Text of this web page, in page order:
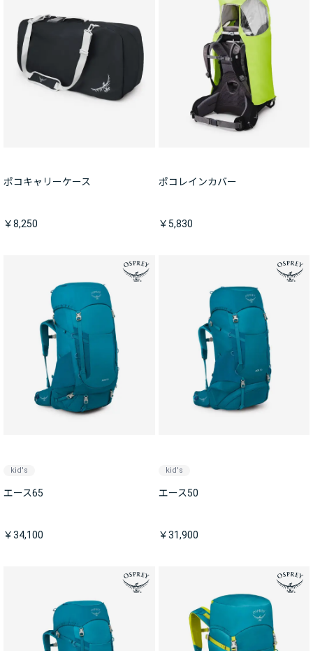
ポコキャリーケース
￥8,250
ポコレインカバー
￥5,830
kid's
エース65
￥34,100
kid's
エース50
￥31,900